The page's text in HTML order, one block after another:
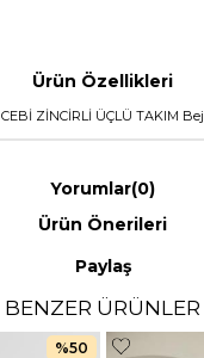
Ürün Özellikleri
CEBİ ZİNCİRLİ ÜÇLÜ TAKIM Bej
Yorumlar(0)
Ürün Önerileri
Paylaş
BENZER ÜRÜNLER
%50